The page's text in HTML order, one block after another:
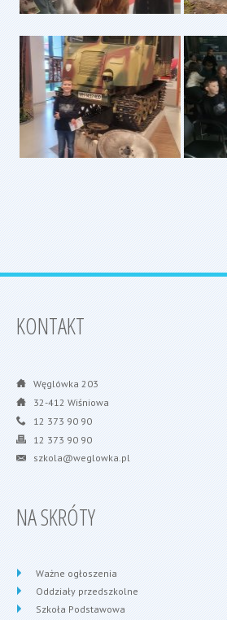
KONTAKT
Węglówka 203
32-412 Wiśniowa
12 373 90 90
12 373 90 90
szkola@weglowka.pl
NA SKRÓTY
Ważne ogłoszenia
Oddziały przedszkolne
Szkoła Podstawowa